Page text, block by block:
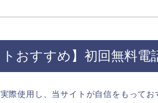
トおすすめ】初回無料電
際使用し、当サイトが自信をもって